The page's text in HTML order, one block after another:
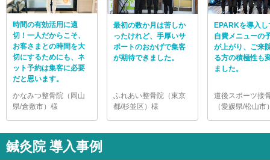
時間の有効活用に適
切！一人だからこそ、
お客さまとの時間を大
切にするためにも、ネ
ット予約は集客に必要
だと思います。
かなみつ整骨院（岡山
県/倉敷市）様
最初の数か月は苦しか
ったけれど、手厚いサ
ポートのおかげで集客
が期待できました。
ふれあい整骨院（東京
都/杉並区）様
EPARKを導入し
自費メニューの
が上がり、ご来
る方の積極性も
ました。
道後スポーツ接
（愛媛県/松山市
鍼灸院 導入事例